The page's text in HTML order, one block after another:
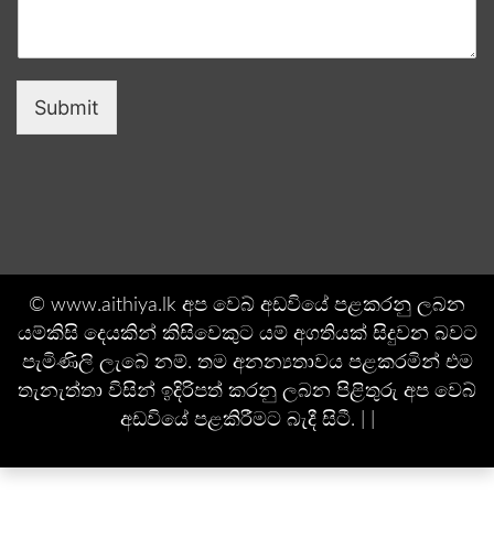
Submit
© www.aithiya.lk අප වෙබ් අඩවියේ පළකරනු ලබන
යම්කිසි දෙයකින් කිසිවෙකුට යම් අගතියක් සිදුවන බවට
පැමිණිලි ලැබේ නම්. තම අනන්‍යතාවය පළකරමින් එම
තැනැත්තා විසින් ඉදිරිපත් කරනු ලබන පිළිතුරු අප වෙබ්
අඩවියේ පළකිරීමට බැදී සිටී. | |